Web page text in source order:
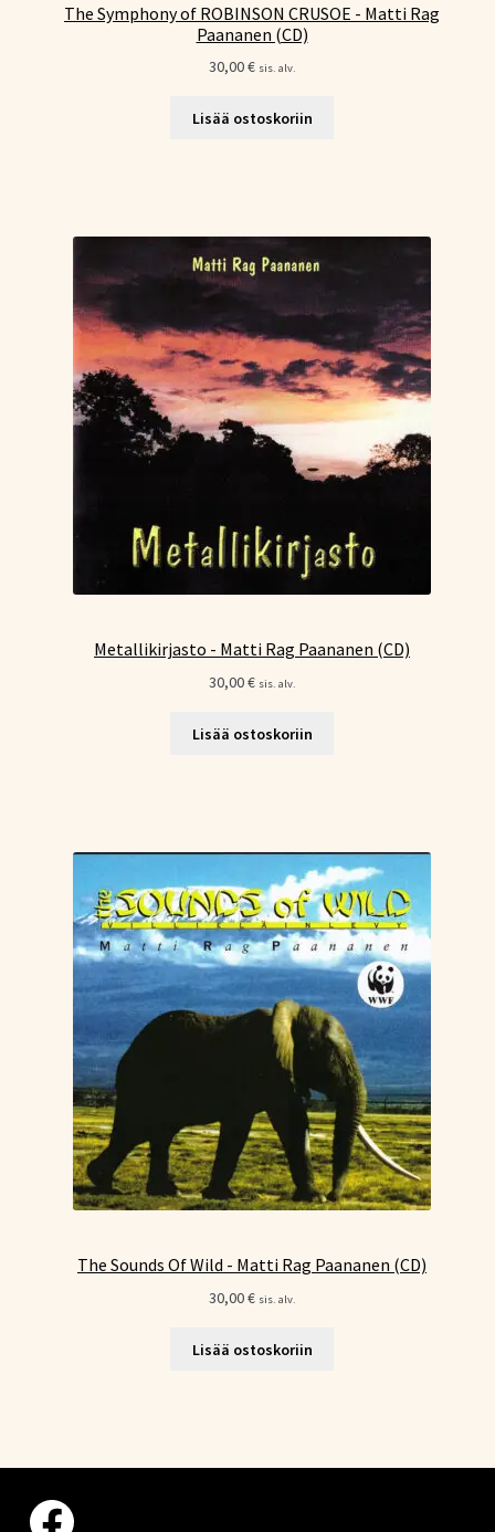
The Symphony of ROBINSON CRUSOE - Matti Rag
Paananen (CD)
30,00€ sis. alv.
Lisää ostoskoriin
Metallikirjasto - Matti Rag Paananen (CD)
30,00€ sis. alv.
Lisää ostoskoriin
The Sounds Of Wild - Matti Rag Paananen (CD)
30,00€ sis. alv.
Lisää ostoskoriin